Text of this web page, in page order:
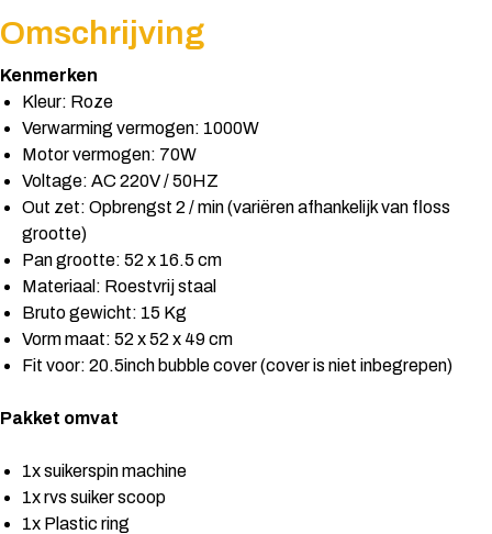
Omschrijving
Kenmerken
Kleur: Roze
Verwarming vermogen: 1000W
Motor vermogen: 70W
Voltage: AC 220V / 50HZ
Out zet: Opbrengst 2 / min (variëren afhankelijk van floss
grootte)
Pan grootte: 52 x 16.5 cm
Materiaal: Roestvrij staal
Bruto gewicht: 15 Kg
Vorm maat: 52 x 52 x 49 cm
Fit voor: 20.5inch bubble cover (cover is niet inbegrepen)
Pakket omvat
1x suikerspin machine
1x rvs suiker scoop
1x Plastic ring